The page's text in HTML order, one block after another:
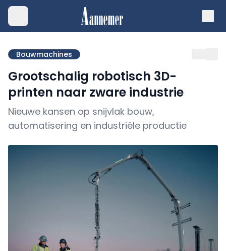
Bouwmachines
Grootschalig robotisch 3D-
printen naar zware industrie
Nieuwe kansen op snijvlak bouw,
automatisering en industriële productie